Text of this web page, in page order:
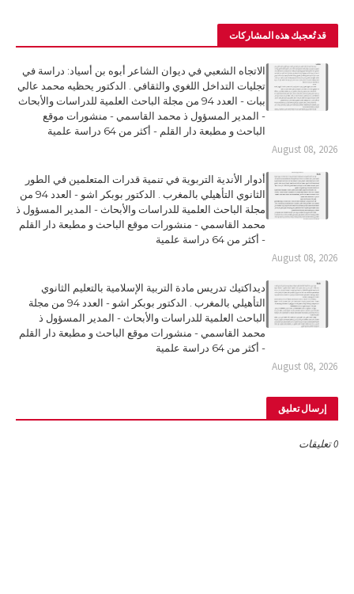
قد تُعجبك هذه المشاركات
الاتجاه الشعبي في ديوان الشاعر أبوه بن أسياد: دراسة في
تجليات التداخل اللغوي والثقافي . الدكتور يحظيه محمد عالي
ببات - العدد 94 من مجلة الباحث العلمية للدراسات والأبحاث
- المدير المسؤول ذ محمد القاسمي - منشورات موقع
الباحث و مطبعة دار القلم - أكثر من 64 دراسة علمية
August 08, 2026
أدوار الأندية التربوية في تنمية قدرات المتعلمين في الطور
الثانوي التأهيلي بالمغرب . الدكتور بوبكر اشو - العدد 94 من
مجلة الباحث العلمية للدراسات والأبحاث - المدير المسؤول ذ
محمد القاسمي - منشورات موقع الباحث و مطبعة دار القلم
- أكثر من 64 دراسة علمية
August 08, 2026
ديداكتيك تدريس مادة التربية الإسلامية بالتعليم الثانوي
التأهيلي بالمغرب . الدكتور بوبكر اشو - العدد 94 من مجلة
الباحث العلمية للدراسات والأبحاث - المدير المسؤول ذ
محمد القاسمي - منشورات موقع الباحث و مطبعة دار القلم
- أكثر من 64 دراسة علمية
August 08, 2026
إرسال تعليق
0 تعليقات